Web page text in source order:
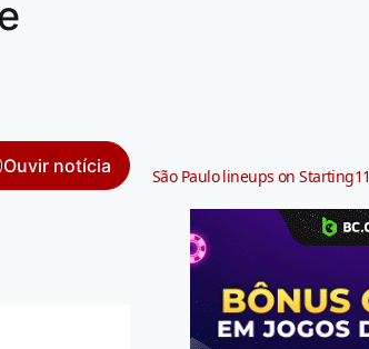
Ouvir notícia São Paulo lineups on Starting11